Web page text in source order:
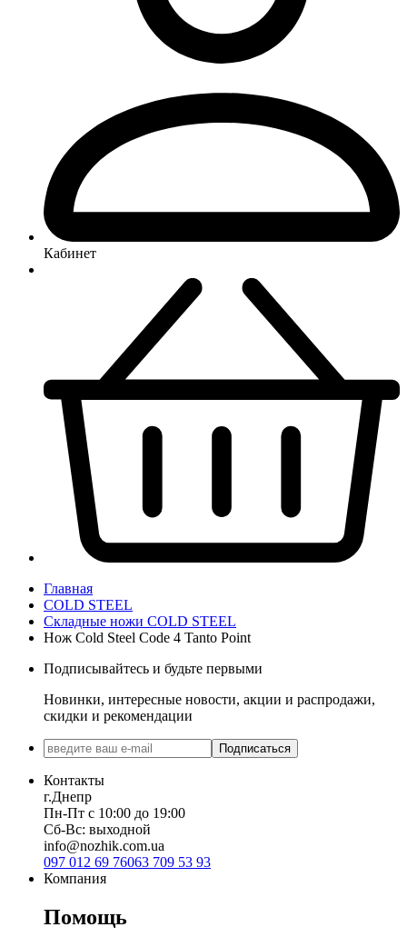
Кабинет
Главная
COLD STEEL
Складные ножи COLD STEEL
Нож Cold Steel Code 4 Tanto Point
Подписывайтесь и будьте первыми
Новинки, интересные новости, акции и распродажи,
скидки и рекомендации
Подписаться
Контакты
г.Днепр
Пн-Пт с 10:00 до 19:00
Сб-Вс: выходной
info@nozhik.com.ua
097 012 69 76063 709 53 93
Компания
Помощь